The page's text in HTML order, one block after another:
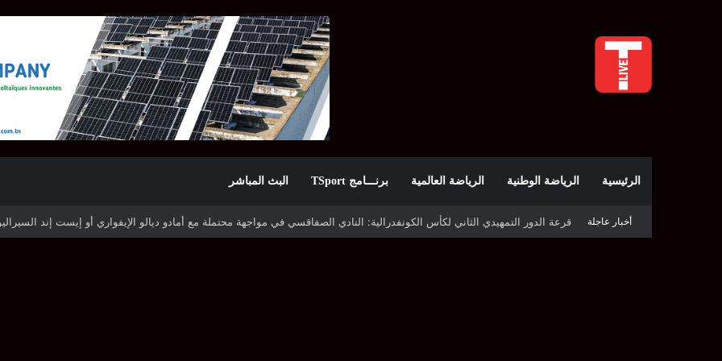
الرئيسية الرياضة الوطنية الرياضة العالمية برنـــامج TSport البث المباشر
أخبار عاجلة
قرعة كأس الكونفدرالية: النادي الصفاقسي يواجه شوتينغ ستارز النيجيري وترجي جرجيس يصطدم بديامبارس السنغالي